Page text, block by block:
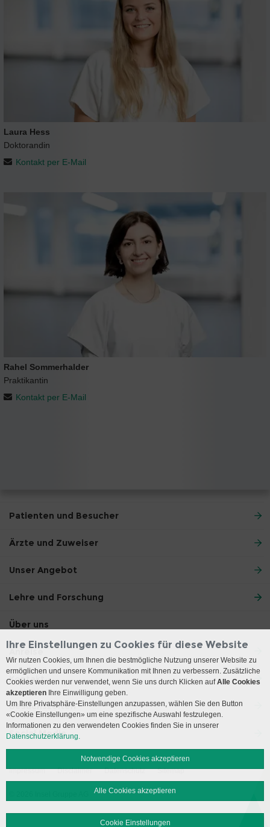
Laura Hess
Doktorandin
Kontakt per E-Mail
Rahel Sommerhalder
Praktikantin
Kontakt per E-Mail
Patienten und Besucher
Ärzte und Zuweiser
Unser Angebot
Lehre und Forschung
Über uns
Kontakt
Besuchszeiten
Social Media
Impressum Disclaimer Datenschutz Sitemap
Ihre Einstellungen zu Cookies für diese Website
Wir nutzen Cookies, um Ihnen die bestmögliche Nutzung unserer Website zu
ermöglichen und unsere Kommunikation mit Ihnen zu verbessern. Zusätzliche
Cookies werden nur verwendet, wenn Sie uns durch Klicken aufAlle Cookies
akzeptieren Ihre Einwilligung geben.
Um Ihre Privatsphäre-Einstellungen anzupassen, wählen Sie den Button
«Cookie Einstellungen» um eine spezifische Auswahl festzulegen.
Informationen zu den verwendeten Cookies finden Sie in unserer
Datenschutzerklärung.
Notwendige Cookies akzeptieren
Alle Cookies akzeptieren
Cookie Einstellungen